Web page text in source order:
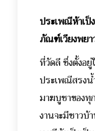
ประเพณีห้าเ
ภัณฑ์เวียงพย
ที่วัดลี ซึ่งตั้งอยู่
ประเพณีสรงน้
มาฆบูชาของทุ
งานจะมีชาวบ้